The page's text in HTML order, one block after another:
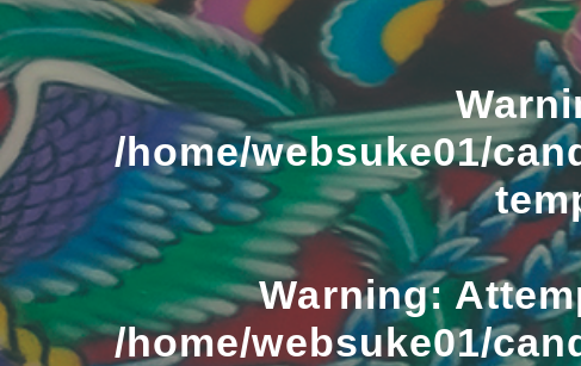
/home/websuke01/
Warning:
/home/websuke01/